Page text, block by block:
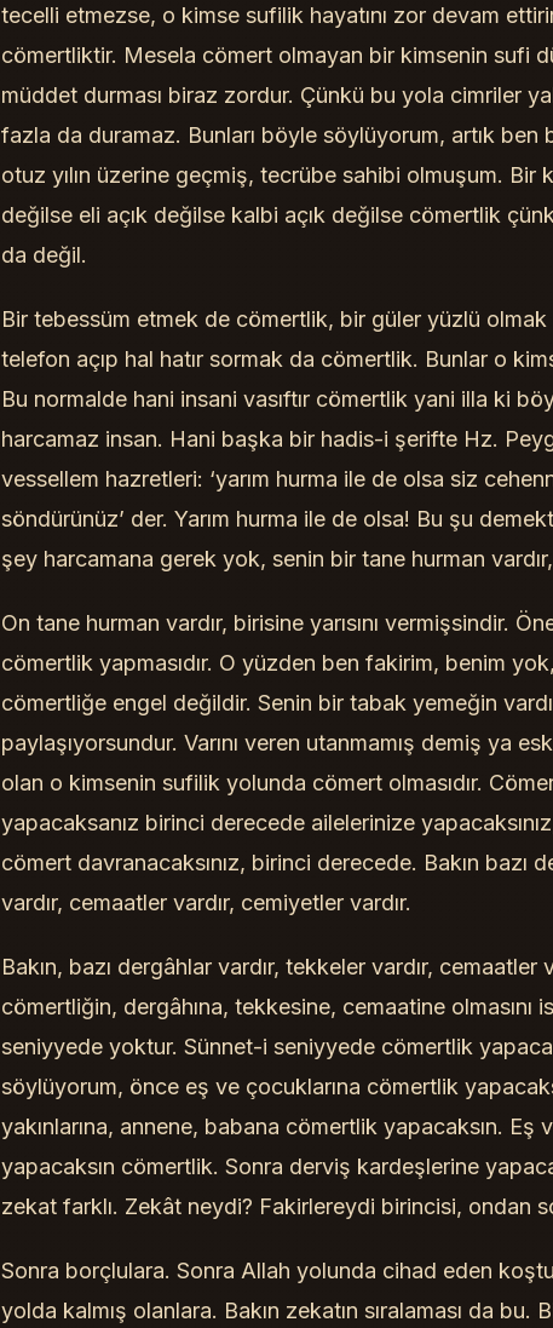
tecelli etmezse, o kimse sufilik hayatını zor devam
cömertliktir. Mesela cömert olmayan bir kimsenin sufi
müddet durması biraz zordur. Çünkü bu yola cimriler
fazla da duramaz. Bunları böyle söylüyorum, artık ben
otuz yılın üzerine geçmiş, tecrübe sahibi olmuşum. Bir
değilse eli açık değilse kalbi açık değilse cömertlik
da değil.
Bir tebessüm etmek de cömertlik, bir güler yüzlü
telefon açıp hal hatır sormak da cömertlik. Bunlar o
Bu normalde hani insani vasıftır cömertlik yani illa ki
harcamaz insan. Hani başka bir hadis-i şerifte Hz.
vessellem hazretleri: ‘yarım hurma ile de olsa siz
söndürünüz’ der. Yarım hurma ile de olsa! Bu şu
şey harcamana gerek yok, senin bir tane hurman vardır,
On tane hurman vardır, birisine yarısını vermişsindir.
cömertlik yapmasıdır. O yüzden ben fakirim, benim
cömertliğe engel değildir. Senin bir tabak yemeğin
paylaşıyorsundur. Varını veren utanmamış demiş ya
olan o kimsenin sufilik yolunda cömert olmasıdır.
yapacaksanız birinci derecede ailelerinize
cömert davranacaksınız, birinci derecede. Bakın bazı
vardır, cemaatler vardır, cemiyetler vardır.
Bakın, bazı dergâhlar vardır, tekkeler vardır, cemaatler
cömertliğin, dergâhına, tekkesine, cemaatine olmasını
seniyyede yoktur. Sünnet-i seniyyede cömertlik
söylüyorum, önce eş ve çocuklarına cömertlik
yakınlarına, annene, babana cömertlik yapacaksın. Eş
yapacaksın cömertlik. Sonra derviş kardeşlerine
zekat farklı. Zekât neydi? Fakirlereydi birincisi, ondan
Sonra borçlulara. Sonra Allah yolunda cihad eden
yolda kalmış olanlara. Bakın zekatın sıralaması da bu.